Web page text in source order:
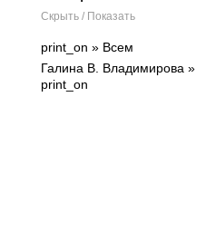
Скрыть / Показать
print_on » Всем
Галина В. Владимирова »
print_on